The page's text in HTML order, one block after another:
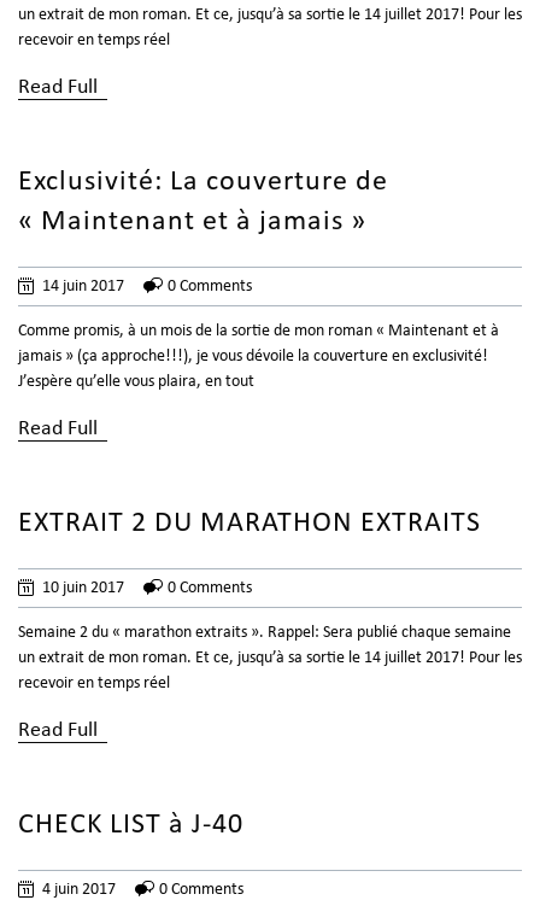
un extrait de mon roman. Et ce, jusqu’à sa sortie le 14 juillet 2017! Pour les
recevoir en temps réel
Read Full
Exclusivité: La couverture de
« Maintenant et à jamais »
14 juin 2017 0 Comments
Comme promis, à un mois de la sortie de mon roman « Maintenant et à
jamais » (ça approche!!!), je vous dévoile la couverture en exclusivité!
J’espère qu’elle vous plaira, en tout
Read Full
EXTRAIT 2 DU MARATHON EXTRAITS
10 juin 2017 0 Comments
Semaine 2 du « marathon extraits ». Rappel: Sera publié chaque semaine
un extrait de mon roman. Et ce, jusqu’à sa sortie le 14 juillet 2017! Pour les
recevoir en temps réel
Read Full
CHECK LIST à J-40
4 juin 2017 0 Comments